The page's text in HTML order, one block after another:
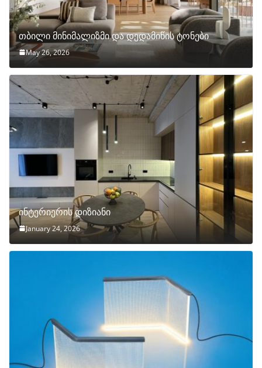
თბილი მინიმალიზმი და დედამიწის ტონები
May 26, 2026
ინტერიერის დიზიანი
January 24, 2026